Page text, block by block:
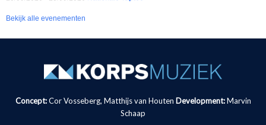
Bekijk alle evenementen
Concept:Cor Vosseberg, Matthijs van Houten Development: Marvin
Schaap